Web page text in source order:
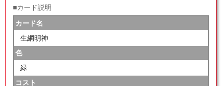
■カード説明
カード名
生網明神
色
緑
コスト